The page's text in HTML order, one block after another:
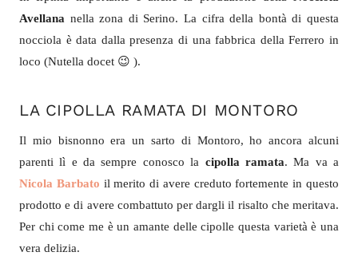
Avellana nella zona di Serino. La cifra della bontà di questa
nocciola è data dalla presenza di una fabbrica della Ferrero in
loco (Nutella docet 😉 ).
LA CIPOLLA RAMATA DI MONTORO
Il mio bisnonno era un sarto di Montoro, ho ancora alcuni
parenti lì e da sempre conosco la cipolla ramata. Ma va a
Nicola Barbato il merito di avere creduto fortemente in questo
prodotto e di avere combattuto per dargli il risalto che meritava.
Per chi come me è un amante delle cipolle questa varietà è una
vera delizia.